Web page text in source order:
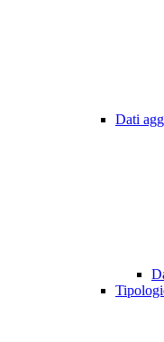
Dati